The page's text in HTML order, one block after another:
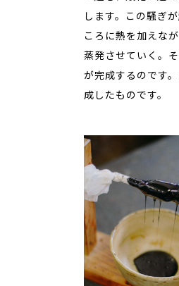
します。この騒ぎ
ころに熱を加えな
蒸発させていく。
が完成するのです
成したものです。